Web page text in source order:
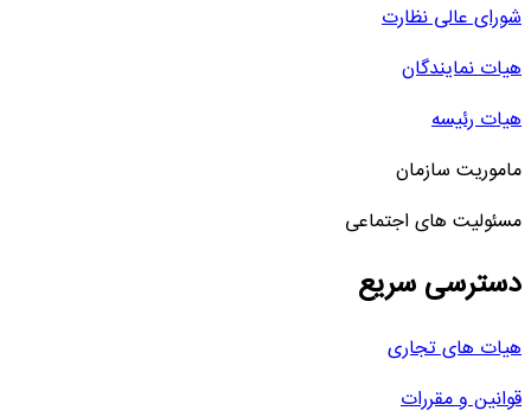
شورای عالی نظارت
هیات نمایندگان
هیات رئیسه
ماموریت سازمان
مسئولیت های اجتماعی
دسترسی سریع
هیات های تجاری
قوانین و مقررات